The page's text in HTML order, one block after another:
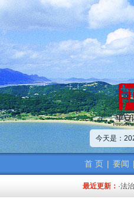
今天是：
首 页 | 要闻 |
最近更新：
·中
·市
·市
·中
·市
·梁
·法